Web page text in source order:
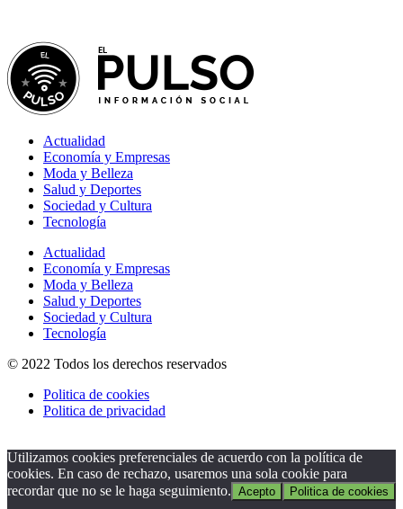
Actualidad
Economía y Empresas
Moda y Belleza
Salud y Deportes
Sociedad y Cultura
Tecnología
Actualidad
Economía y Empresas
Moda y Belleza
Salud y Deportes
Sociedad y Cultura
Tecnología
© 2022 Todos los derechos reservados
Politica de cookies
Politica de privacidad
Utilizamos cookies preferenciales de acuerdo con la política de
cookies. En caso de rechazo, usaremos una sola cookie para
recordar que no se le haga seguimiento. Acepto Politica de cookies